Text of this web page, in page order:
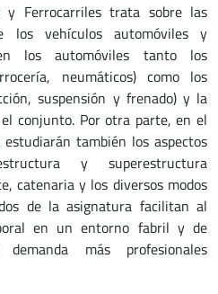
y Ferrocarriles trata sobre las
los vehículos automóviles y
los automóviles tanto los
neumáticos) como los
suspensión y frenado) y la
conjunto. Por otra parte, en el
también los aspectos
y superestructura
catenaria y los diversos modos
de la asignatura facilitan al
en un entorno fabril y de
más profesionales